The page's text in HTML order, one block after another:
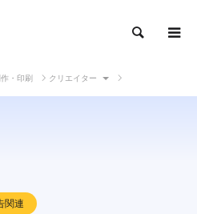
・印刷 クリエイター
関連